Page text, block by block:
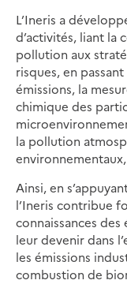
L’Ineris a
d’activités, liant la
pollution aux
risques, en
émissions, la
chimique des
la pollution
Ainsi, en
l’Ineris contribue
connaissances
leur devenir dans
les émissions
combustion de